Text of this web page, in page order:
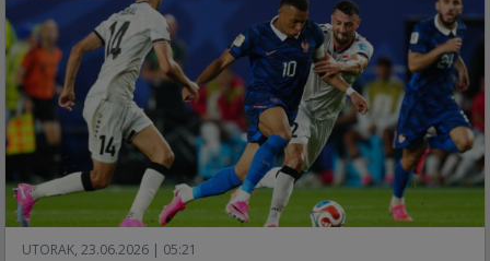
UTORAK, 23.06.2026 | 05:21